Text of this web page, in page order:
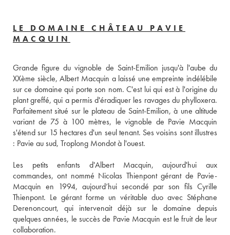
LE DOMAINE CHÂTEAU PAVIE
MACQUIN
Grande figure du vignoble de Saint-Emilion jusqu'à l'aube du
XXème siècle, Albert Macquin a laissé une empreinte indélébile
sur ce domaine qui porte son nom. C'est lui qui est à l'origine du
plant greffé, qui a permis d'éradiquer les ravages du phylloxera.
Parfaitement situé sur le plateau de Saint-Emilion, à une altitude
variant de 75 à 100 mètres, le vignoble de Pavie Macquin
s'étend sur 15 hectares d'un seul tenant. Ses voisins sont illustres
: Pavie au sud, Troplong Mondot à l'ouest.
Les petits enfants d'Albert Macquin, aujourd'hui aux
commandes, ont nommé Nicolas Thienpont gérant de Pavie-
Macquin en 1994, aujourd’hui secondé par son fils Cyrille
Thienpont. Le gérant forme un véritable duo avec Stéphane
Derenoncourt, qui intervenait déjà sur le domaine depuis
quelques années, le succès de Pavie Macquin est le fruit de leur
collaboration.